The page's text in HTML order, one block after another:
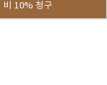
비 10% 청구